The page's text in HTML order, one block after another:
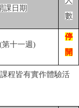
課日期
數
第十一週)
停
開
程皆有實作體驗活